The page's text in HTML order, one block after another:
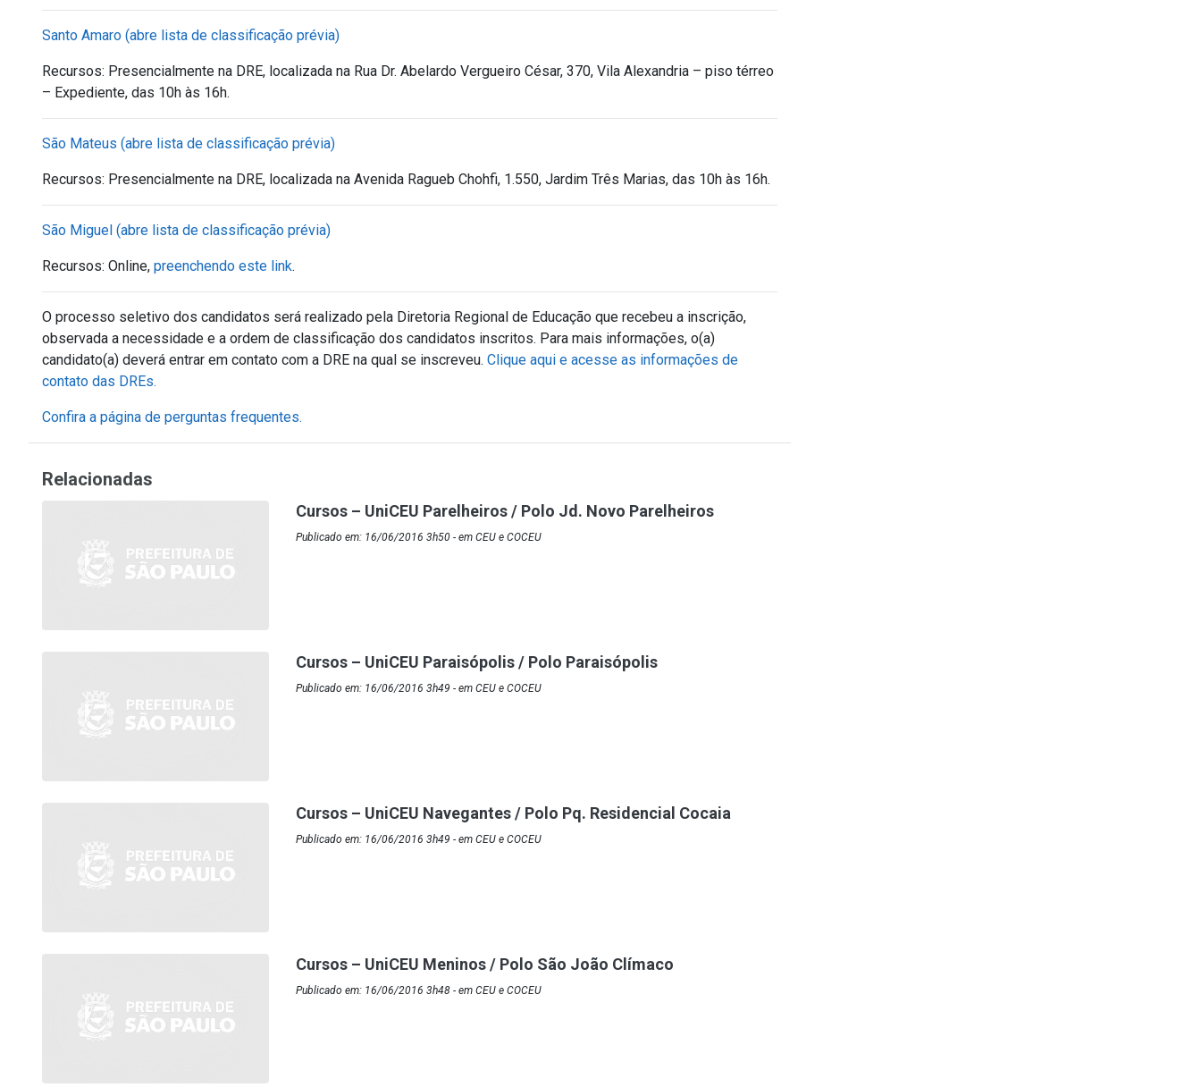
Santo Amaro (abre lista de classificação prévia)
Recursos: Presencialmente na DRE, localizada na Rua Dr. Abelardo Vergueiro César, 370, Vila Alexandria – piso térreo
– Expediente, das 10h às 16h.
São Mateus (abre lista de classificação prévia)
Recursos: Presencialmente na DRE, localizada na Avenida Ragueb Chohfi, 1.550, Jardim Três Marias, das 10h às 16h.
São Miguel (abre lista de classificação prévia)
Recursos: Online, preenchendo este link.
O processo seletivo dos candidatos será realizado pela Diretoria Regional de Educação que recebeu a inscrição,
observada a necessidade e a ordem de classificação dos candidatos inscritos. Para mais informações, o(a)
candidato(a) deverá entrar em contato com a DRE na qual se inscreveu. Clique aqui e acesse as informações de
contato das DREs.
Confira a página de perguntas frequentes.
Relacionadas
Cursos – UniCEU Parelheiros / Polo Jd. Novo Parelheiros
Publicado em: 16/06/2016 3h50 - em CEU e COCEU
Cursos – UniCEU Paraisópolis / Polo Paraisópolis
Publicado em: 16/06/2016 3h49 - em CEU e COCEU
Cursos – UniCEU Navegantes / Polo Pq. Residencial Cocaia
Publicado em: 16/06/2016 3h49 - em CEU e COCEU
Cursos – UniCEU Meninos / Polo São João Clímaco
Publicado em: 16/06/2016 3h48 - em CEU e COCEU